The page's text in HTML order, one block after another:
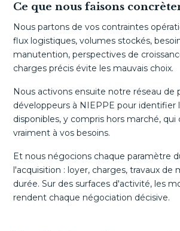
Ce que nous faisons
Nous partons de vos contraintes
flux logistiques, volumes stockés,
manutention, perspectives de
charges précis évite les mauvais choix.
Nous activons ensuite notre réseau de
développeurs à NIEPPE pour identifier
disponibles, y compris hors marché,
vraiment à vos besoins.
Et nous négocions chaque paramètre
l'acquisition : loyer, charges, travaux de
durée. Sur des surfaces d'activité, les
rendent chaque négociation décisive.